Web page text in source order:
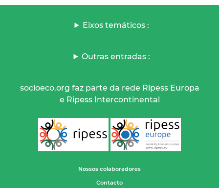
Eixos temáticos :
Outras entradas :
socioeco.org faz parte da rede Ripess Europa
e Ripess Intercontinental
Nossos colaboradores
Contacto